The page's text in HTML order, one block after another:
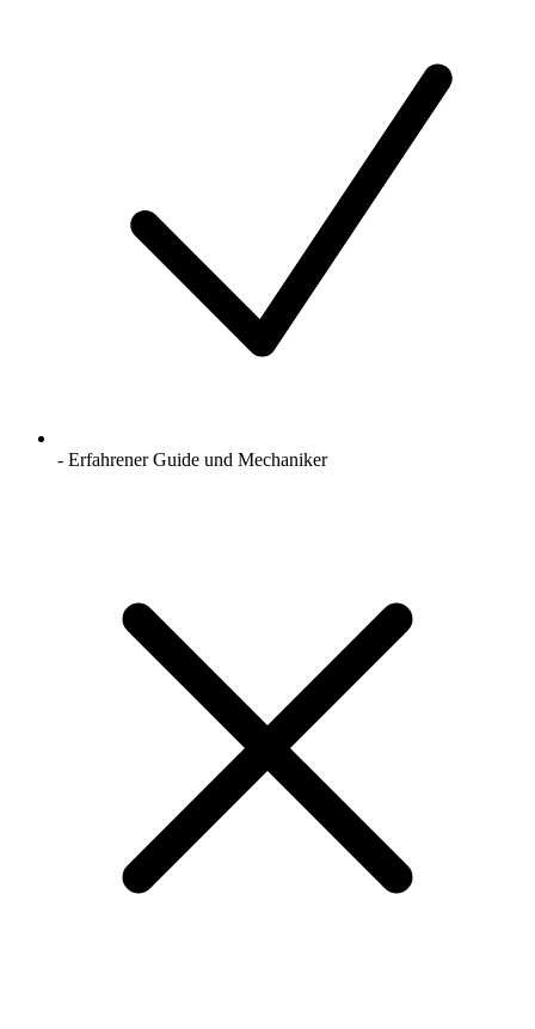
- Erfahrener Guide und Mechaniker